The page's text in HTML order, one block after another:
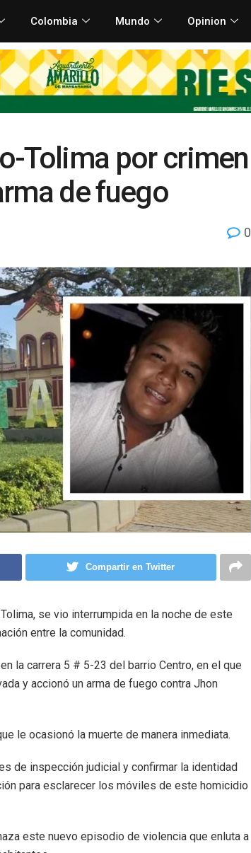
Colombia Mundo Opinion
Tolima por crimen
de fuego
0
Compartir en Twitter
se vio interrumpida en la noche de este
entre la comunidad.
la carrera 5 # 5-23 del barrio Centro, en el que
y accionó un arma de fuego contra Jhon
le ocasionó la muerte de manera inmediata.
de inspección judicial y confirmar la identidad
para esclarecer los móviles de este homicidio
este nuevo episodio de violencia que enluta a